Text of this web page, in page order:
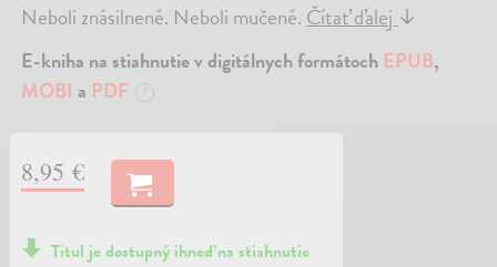
Neboli znásilnené. Neboli mučené.Čítať ďalej↓
E-kniha na stiahnutie v digitálnych formátoch EPUB,
MOBI a PDF
8,95 €
Titul je dostupný ihneď na stiahnutie